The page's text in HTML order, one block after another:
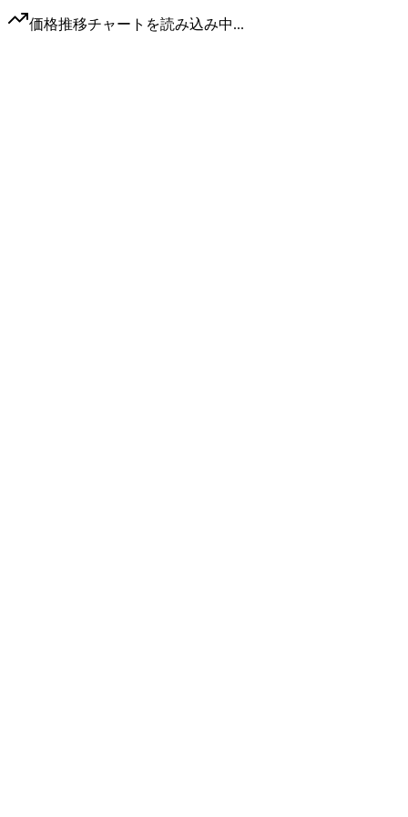
価格推移チャートを読み込み中...